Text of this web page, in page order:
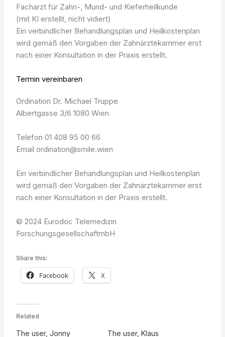
Facharzt für Zahn-, Mund- und Kieferheilkunde
(mit KI erstellt, nicht vidiert)
Ein verbindlicher Behandlungsplan und Heilkostenplan
wird gemäß den Vorgaben der Zahnärztekammer erst
nach einer Konsultation in der Praxis erstellt.
Termin vereinbaren
Ordination Dr. Michael Truppe
Albertgasse 3/6 1080 Wien
Telefon 01 408 95 00 66
Email ordination@smile.wien
Ein verbindlicher Behandlungsplan und Heilkostenplan
wird gemäß den Vorgaben der Zahnärztekammer erst
nach einer Konsultation in der Praxis erstellt.
© 2024 Eurodoc Telemedizin
ForschungsgesellschaftmbH
Share this:
Facebook X
Related
The user, Jonny The user, Klaus